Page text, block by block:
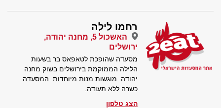
רחמו לילה
האשכול 5, מחנה יהודה,
ירושלים
מסעדה שהופכת לטאפאס בר בשעות
הלילה הממוקמת בירושלים בשוק מחנה
יהודה. מוגשות מנות מיוחדות. המסעדה
כשרה ללא תעודה.
הצג טלפון